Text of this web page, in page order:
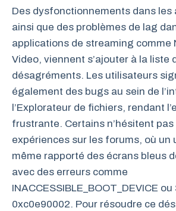
Des dysfonctionnements dans les
ainsi que des problèmes de lag
applications de streaming comme
Video, viennent s’ajouter à la liste
désagréments. Les utilisateurs
également des bugs au sein de
l’Explorateur de fichiers, rendant
frustrante. Certains n’hésitent
expériences sur les forums, où un
même rapporté des écrans bleus
avec des erreurs comme
INACCESSIBLE_BOOT_DEVICE ou
0xc0e90002. Pour résoudre ce